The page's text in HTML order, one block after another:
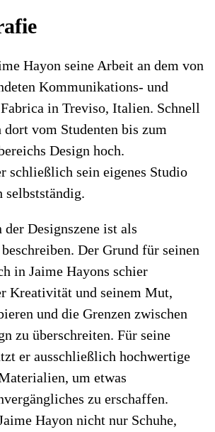
Hayon seine Arbeit an dem von
Kommunikations- und
in Treviso, Italien. Schnell
dort vom Studenten bis zum
Design hoch.
schließlich sein eigenes Studio
selbstständig.
Designszene ist als
Der Grund für seinen
in Jaime Hayons schier
Kreativität und seinem Mut,
und die Grenzen zwischen
zu überschreiten. Für seine
er ausschließlich hochwertige
um etwas
zu erschaffen.
Hayon nicht nur Schuhe,